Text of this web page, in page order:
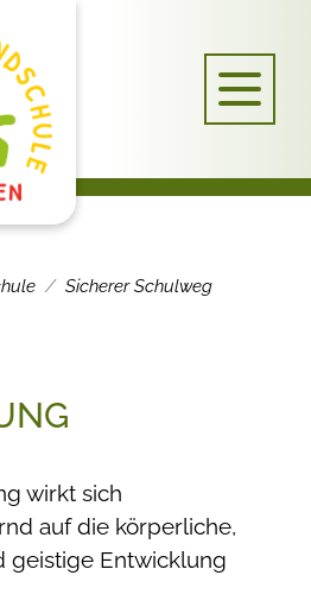
Sicherer Schulweg
wirkt sich
auf die körperliche,
geistige Entwicklung